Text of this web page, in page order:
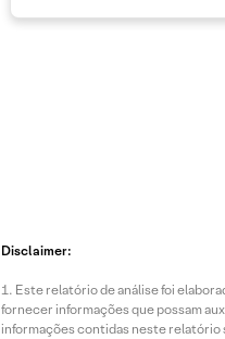
Disclaimer:
Este relatório de análise foi
fornecer informações que possam
informações contidas neste relatório